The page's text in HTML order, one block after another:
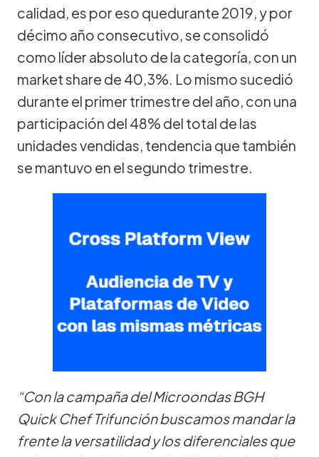
calidad, es por eso quedurante 2019, y por
décimo año consecutivo, se consolidó
como líder absoluto de la categoría, con un
market share de 40,3%. Lo mismo sucedió
durante el primer trimestre del año, con una
participación del 48% del total de las
unidades vendidas, tendencia que también
se mantuvo en el segundo trimestre.
“Con la campaña del Microondas BGH
Quick Chef Trifunción buscamos mandar la
frente la versatilidad y los diferenciales que